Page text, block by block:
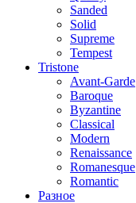
Sanded
Solid
Supreme
Tempest
Tristone
Avant-Garde
Baroque
Byzantine
Classical
Modern
Renaissance
Romanesque
Romantic
Разное